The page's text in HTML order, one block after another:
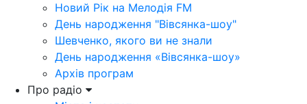
Новий Рік на Мелодія FM
День народження "Вівсянка-шоу"
Шевченко, якого ви не знали
День народження «Вівсянка-шоу»
Архів програм
Про радіо